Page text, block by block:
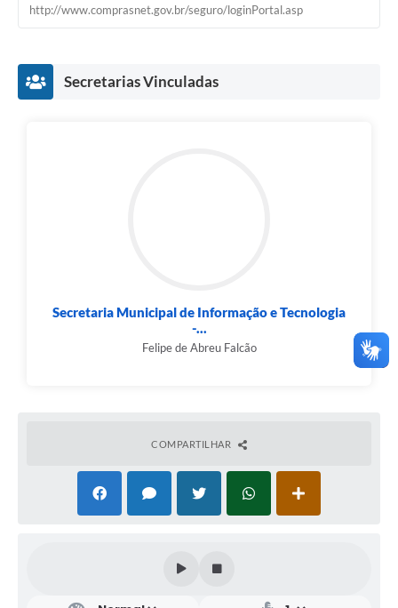
http://www.comprasnet.gov.br/seguro/loginPortal.asp
Secretarias Vinculadas
Secretaria Municipal de Informação e Tecnologia
-...
Felipe de Abreu Falcão
COMPARTILHAR